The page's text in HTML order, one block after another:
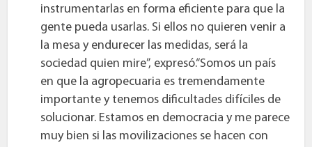
instrumentarlas en forma eficiente para que la
gente pueda usarlas. Si ellos no quieren venir a
la mesa y endurecer las medidas, será la
sociedad quien mire”, expresó.“Somos un país
en que la agropecuaria es tremendamente
importante y tenemos dificultades difíciles de
solucionar. Estamos en democracia y me parece
muy bien si las movilizaciones se hacen con